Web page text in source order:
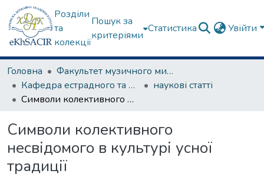
Розділи
та
колекції
Пошук за
критеріями
Статистика Увійти
Головна
Факультет музичного мистецтва
Кафедра естрадного та народного співу
наукові статті
Символи колективного несвідомого в культурі усної традиції
Символи колективного
несвідомого в культурі усної
традиції